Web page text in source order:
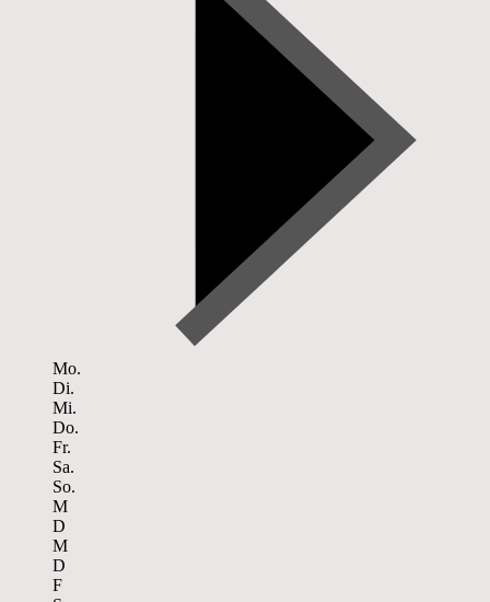
Mo.
Di.
Mi.
Do.
Fr.
Sa.
So.
M
D
M
D
F